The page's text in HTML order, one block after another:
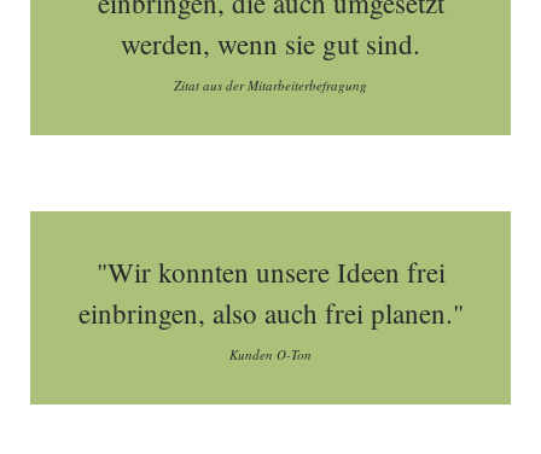
werden, wenn sie gut sind.
Zitat aus der Mitarbeiterbefragung
"Wir konnten unsere Ideen frei
einbringen, also auch frei planen."
Kunden O-Ton